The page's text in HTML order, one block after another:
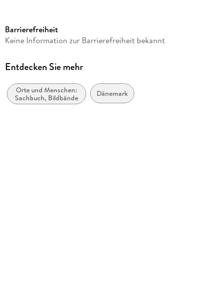
Kamera/Fotos von
Verlag/Hersteller
Produktart
Kalender
Barrierefreiheit
Keine Information zur Barrierefreiheit bekannt
Entdecken Sie mehr
Orte und Menschen:
Sachbuch, Bildbände
Dänemark